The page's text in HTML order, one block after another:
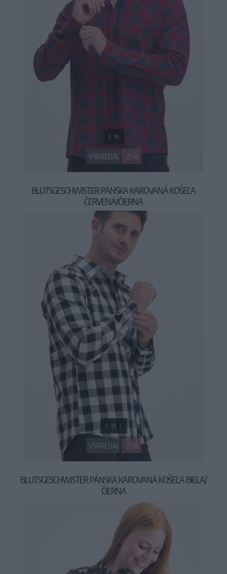
VÝPREDAJ -25%
S M
BLUTSGESCHWISTER PÁNSKA KAROVANÁ KOŠEĽA
ČERVENÁ/ČIERNA
79,95 € 59,95 €
VÝPREDAJ -25%
S M L
BLUTSGESCHWISTER PÁNSKA KAROVANÁ KOŠEĽA BIELA/
ČIERNA
59,95 €